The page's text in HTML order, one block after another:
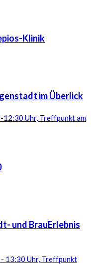
Klinik
im Überlick
12:30 Uhr, Treffpunkt am
und BrauErlebnis
- 13:30 Uhr, Treffpunkt